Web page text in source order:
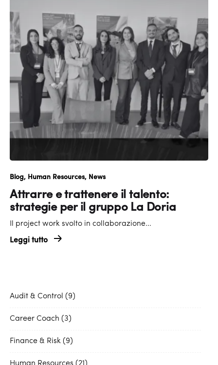
Blog Human Resources News
Attrarre e trattenere il talento:
strategie per il gruppo La Doria
Il project work svolto in collaborazione...
Leggi tutto
Audit & Control 9
Career Coach 3
Finance & Risk 9
Human Resources 21